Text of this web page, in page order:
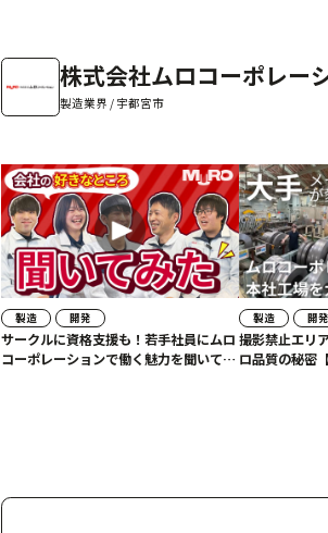
株式会社ムロコーポレー
製造業界 / 宇都宮市
製造 開発
サークルに資格支援も！若手社員にムロ
コーポレーションで働く魅力を聞いてみ
製造 開発
撮影禁止エリ
ロ品質の秘密【職場